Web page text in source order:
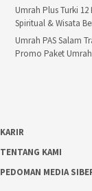
Umrah Plus Turki
Spiritual & Wisata
Umrah PAS Salam
Promo Paket
KARIR
TENTANG KAMI
PEDOMAN MEDIA